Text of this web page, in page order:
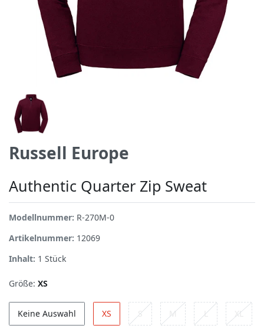
Russell Europe
Authentic Quarter Zip Sweat
Modellnummer: R-270M-0
Artikelnummer: 12069
Inhalt: 1 Stück
Größe: XS
Keine Auswahl XS S M L XL